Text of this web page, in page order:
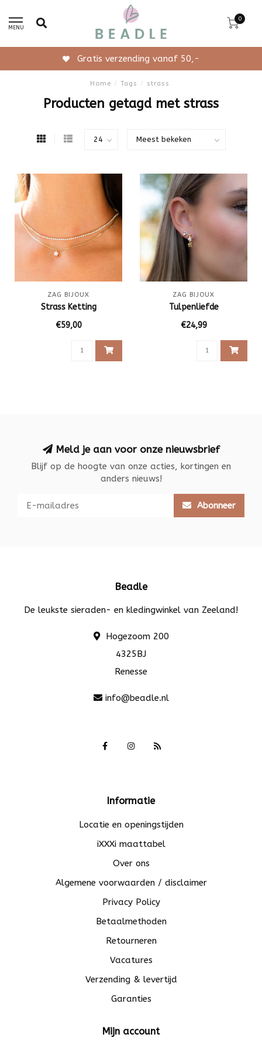
MENU
0
Gratis verzending vanaf 50,-
Home / Tags / strass
Producten getagd met strass
ZAG BIJOUX
Strass Ketting
€59,00
ZAG BIJOUX
Tulpenliefde
€24,99
Meld je aan voor onze nieuwsbrief
Blijf op de hoogte van onze acties, kortingen en
anders nieuws!
Abonneer
Beadle
De leukste sieraden- en kledingwinkel van Zeeland!
Hogezoom 200
4325BJ
Renesse
info@beadle.nl
Informatie
Locatie en openingstijden
iXXXi maattabel
Over ons
Algemene voorwaarden / disclaimer
Privacy Policy
Betaalmethoden
Retourneren
Vacatures
Verzending & levertijd
Garanties
Mijn account